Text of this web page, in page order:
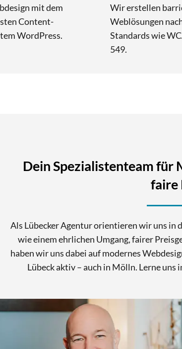
mit dem
Content-
WordPress.
Wir erstellen
Weblösungen
Standards wie
549.
Dein Spezialistenteam für
faire
Als Lübecker Agentur orientieren wir uns in
wie einem ehrlichen Umgang, fairer
haben wir uns dabei auf modernes
Lübeck aktiv – auch in Mölln. Lerne